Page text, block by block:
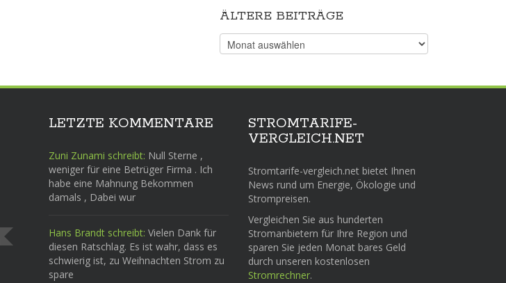
ÄLTERE BEITRÄGE
Ältere
Beiträge
LETZTE KOMMENTARE
Zuni Zunami schreibt: Null Sterne ,
weniger für eine Betrüger Firma . Ich
habe eine Mahnung Bekommen
damals , Dabei wur
Hans Brandt schreibt: Vielen Dank für
diesen Ratschlag. Es ist wahr, dass es
schwierig ist, zu Weihnachten Strom zu
spare
STROMTARIFE-
VERGLEICH.NET
Stromtarife-vergleich.net bietet Ihnen
News rund um Energie, Ökologie und
Strompreisen.
Vergleichen Sie aus hunderten
Stromanbietern für Ihre Region und
sparen Sie jeden Monat bares Geld
durch unseren kostenlosen
Stromrechner.